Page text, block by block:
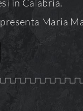
in Calabria.
Maria